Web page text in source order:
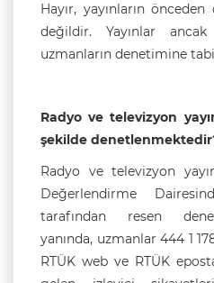
Hayır, yayınların
değildir. Yayınlar ancak
uzmanların denetimine
Radyo ve televizyon
şekilde
Radyo ve televizyon
Değerlendirme
tarafından resen
yanında, uzmanlar 444 1
RTÜK web ve RTÜK